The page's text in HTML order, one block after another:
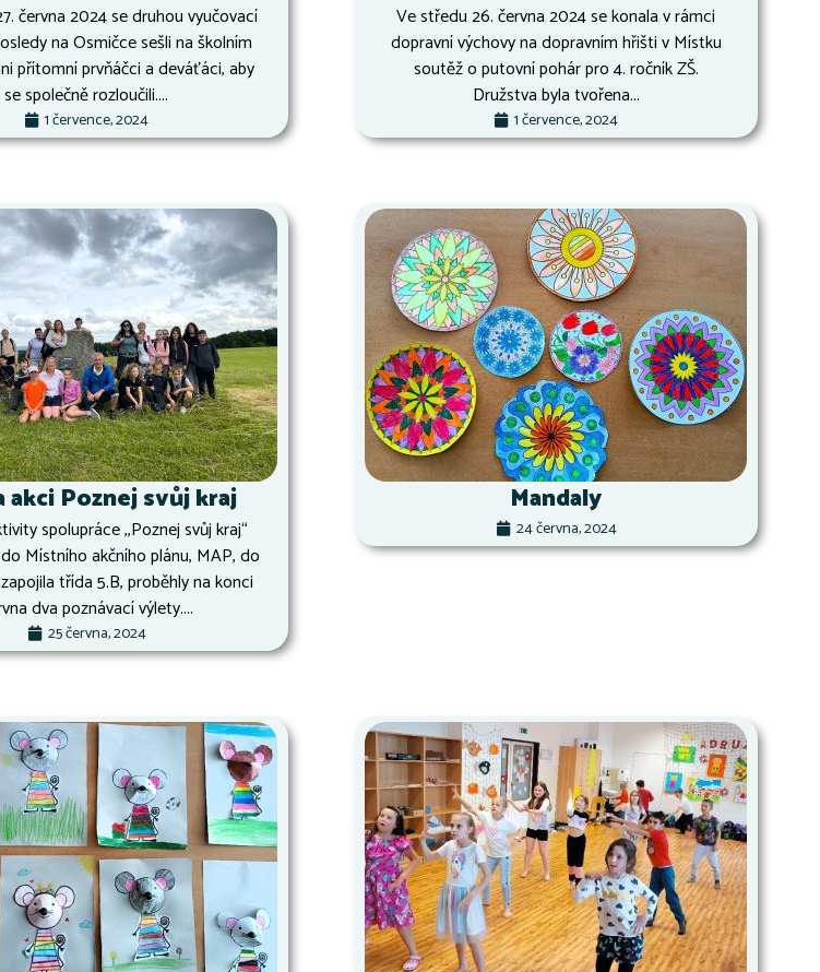
června 2024 se druhou vyučovací
na Osmičce sešli na školním
přítomní prvňáčci a deváťáci, aby
se společně rozloučili....
1 července, 2024
Ve středu 26. června 2024 se konala v rámci
dopravní výchovy na dopravním hřišti v Místku
soutěž o putovní pohár pro 4. ročník ZŠ.
Družstva byla tvořena...
1 července, 2024
akci Poznej svůj kraj
spolupráce ,,Poznej svůj kraj“
Místního akčního plánu, MAP, do
třída 5.B, proběhly na konci
dva poznávací výlety....
25 června, 2024
Mandaly
24 června, 2024